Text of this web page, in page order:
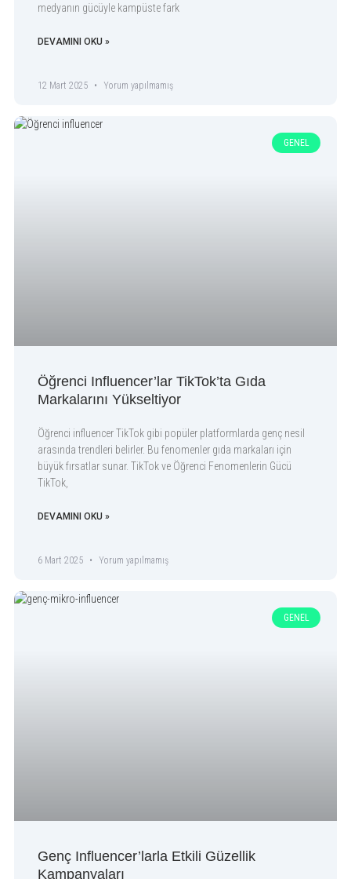
medyanın gücüyle kampüste fark
DEVAMINI OKU »
12 Mart 2025 Yorum yapılmamış
GENEL
Öğrenci Influencer’lar TikTok’ta Gıda
Markalarını Yükseltiyor
Öğrenci influencer TikTok gibi popüler platformlarda genç nesil
arasında trendleri belirler. Bu fenomenler gıda markaları için
büyük fırsatlar sunar. TikTok ve Öğrenci Fenomenlerin Gücü
TikTok,
DEVAMINI OKU »
6 Mart 2025 Yorum yapılmamış
GENEL
Genç Influencer’larla Etkili Güzellik
Kampanyaları